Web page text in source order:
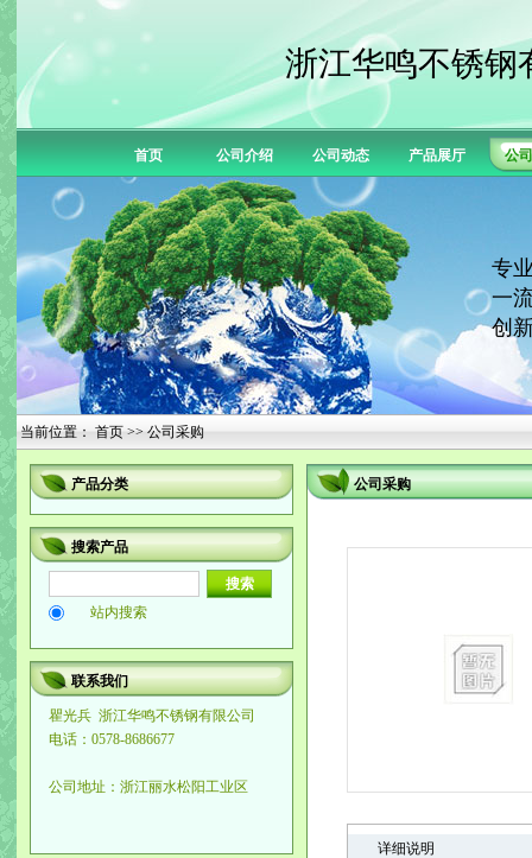
浙江华鸣不锈钢
首页 公司介绍 公司动态 产品展厅 公
专
一
创
当前位置： 首页 >> 公司采购
产品分类
搜索产品
站内搜索
联系我们
瞿光兵 浙江华鸣不锈钢有限公司
电话：0578-8686677
公司地址：浙江丽水松阳工业区
公司采购
详细说明